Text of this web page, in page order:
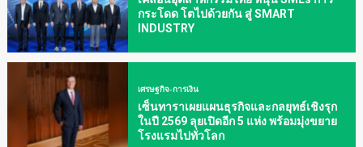
กระโดด โตไปด้วยกัน สู่ SMART
INDUSTRY
เศรษฐกิจ-การเงิน
เซ็นทาราเผยแผนธุรกิจและกลยุทธ์เชิงรุก
ในปี 2569 ลุยเปิดอีก 5 แห่ง พร้อมมุ่งขยาย
โรงแรมไปทั่วโลก